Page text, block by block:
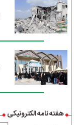
هفته نامه الکترونیکی